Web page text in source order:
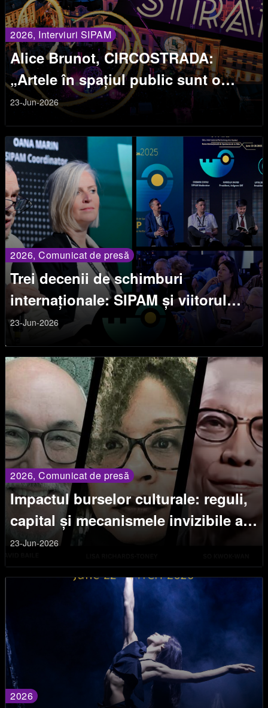
2026, Interviuri SIPAM
Alice Brunot, CIRCOSTRADA:
„Artele în spațiul public sunt o
modalitate de a revendica spațiul
public”
23-Jun-2026
2026, Comunicat de presă
Trei decenii de schimburi
internaționale: SIPAM și viitorul
colaborării internaționale
23-Jun-2026
2026, Comunicat de presă
Impactul burselor culturale: reguli,
capital și mecanismele invizibile ale
accesului în artele spectacolului
23-Jun-2026
2026